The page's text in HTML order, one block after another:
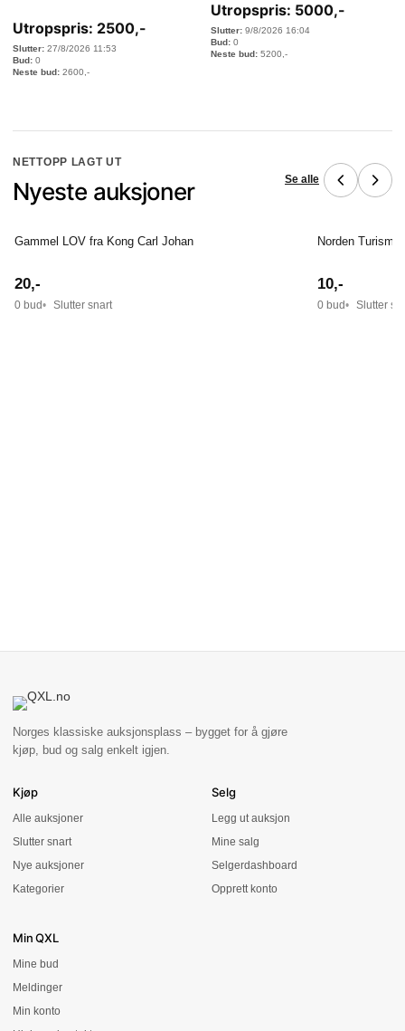
Utropspris: 2500,-
27/8/2026 11:53
0
2600 ,-
Utropspris: 5000,-
9/8/2026 16:04
0
5200 ,-
NETTOPP LAGT UT
Nyeste auksjoner Se alle
Gammel LOV fra Kong Carl Johan
20,-
0 bud Slutter snart
Norden
10,-
0 bud Slutter
Norges klassiske auksjonsplass – bygget for å gjøre
kjøp, bud og salg enkelt igjen.
Kjøp
Alle auksjoner
Slutter snart
Nye auksjoner
Kategorier
Selg
Legg ut auksjon
Mine salg
Selgerdashboard
Opprett konto
Min QXL
Mine bud
Meldinger
Min konto